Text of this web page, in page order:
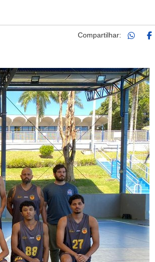
Compartilhar: